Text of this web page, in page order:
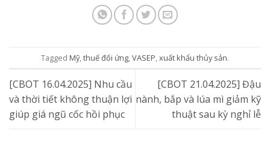
Tagged Mỹ,thuế đối ứng,VASEP,xuất khẩu thủy sản.
[CBOT 16.04.2025] Nhu cầu
và thời tiết không thuận lợi
giúp giá ngũ cốc hồi phục
[CBOT 21.04.2025] Đậu
nành, bắp và lúa mì giảm kỹ
thuật sau kỳ nghỉ lễ